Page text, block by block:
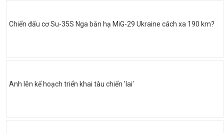
Chiến đấu cơ Su-35S Nga bắn hạ MiG-29 Ukraine cách xa 190 km?
Anh lên kế hoạch triển khai tàu chiến 'lai'